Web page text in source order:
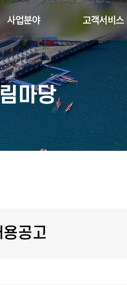
사업분야 고객서비스
마당
용공고